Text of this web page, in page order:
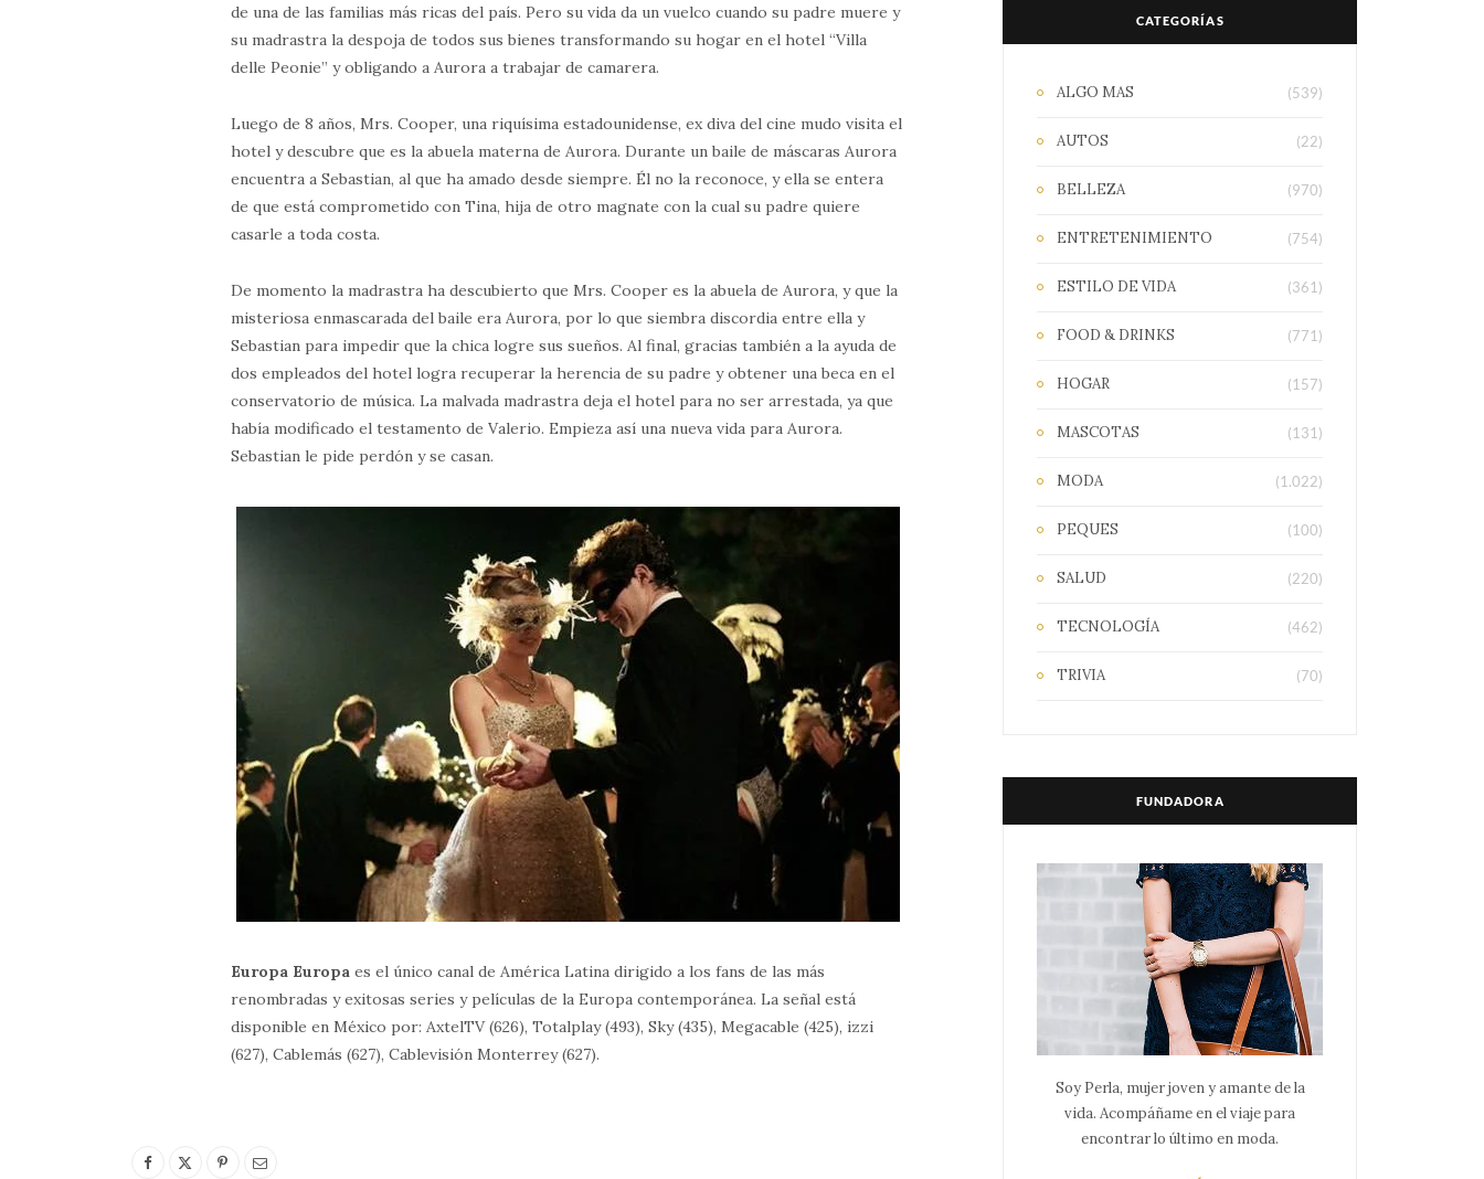
de una de las familias más ricas del país. Pero su vida da un vuelco cuando su padre muere y
su madrastra la despoja de todos sus bienes transformando su hogar en el hotel “Villa
delle Peonie” y obligando a Aurora a trabajar de camarera.
Luego de 8 años, Mrs. Cooper, una riquísima estadounidense, ex diva del cine mudo visita el
hotel y descubre que es la abuela materna de Aurora. Durante un baile de máscaras Aurora
encuentra a Sebastian, al que ha amado desde siempre. Él no la reconoce, y ella se entera
de que está comprometido con Tina, hija de otro magnate con la cual su padre quiere
casarle a toda costa.
De momento la madrastra ha descubierto que Mrs. Cooper es la abuela de Aurora, y que la
misteriosa enmascarada del baile era Aurora, por lo que siembra discordia entre ella y
Sebastian para impedir que la chica logre sus sueños. Al final, gracias también a la ayuda de
dos empleados del hotel logra recuperar la herencia de su padre y obtener una beca en el
conservatorio de música. La malvada madrastra deja el hotel para no ser arrestada, ya que
había modificado el testamento de Valerio. Empieza así una nueva vida para Aurora.
Sebastian le pide perdón y se casan.
Europa Europa es el único canal de América Latina dirigido a los fans de las más
renombradas y exitosas series y películas de la Europa contemporánea. La señal está
disponible en México por: AxtelTV (626), Totalplay (493), Sky (435), Megacable (425), izzi
(627), Cablemás (627), Cablevisión Monterrey (627).
CATEGORÍAS
ALGO MAS (539)
AUTOS (22)
BELLEZA (970)
ENTRETENIMIENTO (754)
ESTILO DE VIDA (361)
FOOD & DRINKS (771)
HOGAR (157)
MASCOTAS (131)
MODA (1.022)
PEQUES (100)
SALUD (220)
TECNOLOGÍA (462)
TRIVIA (70)
FUNDADORA
Soy Perla, mujer joven y amante de la
vida. Acompáñame en el viaje para
encontrar lo último en moda.